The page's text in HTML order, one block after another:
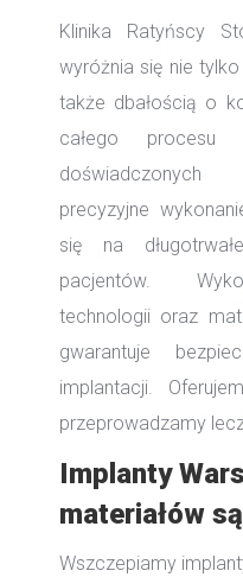
Klinika Ratyńscy
wyróżnia się nie
także dbałością o
całego procesu
doświadczonych
precyzyjne
się na
pacjentów.
technologii oraz
gwarantuje
implantacji.
przeprowadzamy
Implanty
materiałów
Wszczepiamy